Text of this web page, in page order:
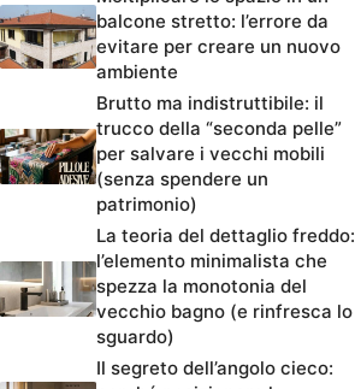
balcone stretto: l’errore da
evitare per creare un nuovo
ambiente
Brutto ma indistruttibile: il
trucco della “seconda pelle”
per salvare i vecchi mobili
(senza spendere un
patrimonio)
La teoria del dettaglio freddo:
l’elemento minimalista che
spezza la monotonia del
vecchio bagno (e rinfresca lo
sguardo)
Il segreto dell’angolo cieco: